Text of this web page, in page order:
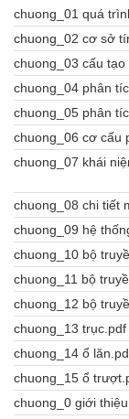
chuong_01 quá
chuong_02 cơ sở
chuong_03 cấu
chuong_04 phân
chuong_05 phân
chuong_06 cơ cấu
chuong_07 khái
chuong_08 chi tiết
chuong_09 hệ
chuong_10 bộ
chuong_11 bộ
chuong_12 bộ
chuong_13 trục.pdf
chuong_14 ổ
chuong_15 ổ
chuong_0 giới